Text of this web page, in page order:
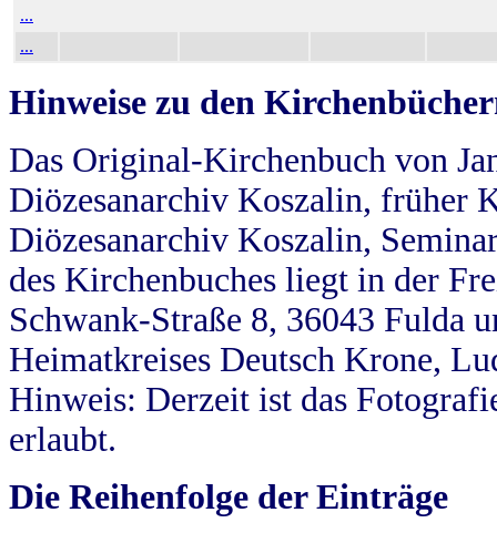
...
...
Hinweise zu den
Das Original-Kirchenbuch von
Diözesanarchiv Koszalin, früher
Diözesanarchiv Koszalin,
des Kirchenbuches liegt in der
Schwank-Straße 8, 36043 Fulda
Heimatkreises Deutsch Krone,
Hinweis: Derzeit ist das
erlaubt.
Die Reihenfolge der Einträge